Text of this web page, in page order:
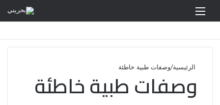
الرئيسية/وصفات طبية خاطئة
وصفات طبية خاطئة